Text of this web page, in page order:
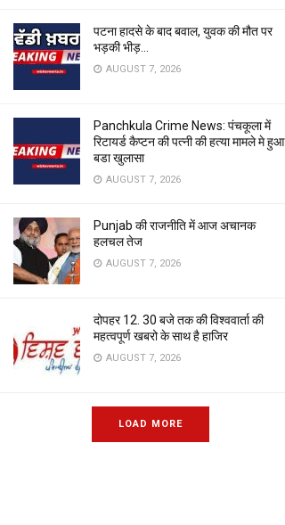
पटना हादसे के बाद बवाल, युवक की मौत पर
भड़की भीड़…
AUGUST 7, 2026
Panchkula Crime News: पंचकूला में
रिटायर्ड कैप्टन की पत्नी की हत्या मामले मे हुआ
बडा खुलासा
AUGUST 7, 2026
Punjab की राजनीति में आज अचानक
हलचल तेज
AUGUST 7, 2026
दोपहर 12. 30 बजे तक की विश्ववार्ता की
महत्वपूर्ण खबरो के साथ है हाजिर
AUGUST 7, 2026
LOAD MORE